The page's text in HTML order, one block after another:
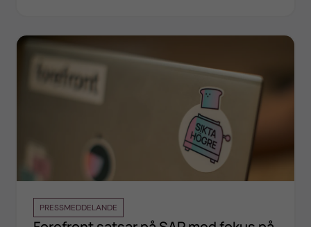
PRESSMEDDELANDE